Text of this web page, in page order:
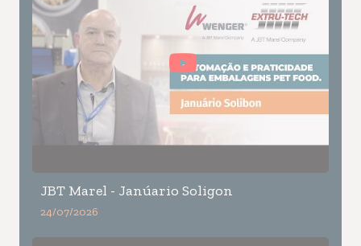
JBT Marel - Janúario Soligon
24/07/2026